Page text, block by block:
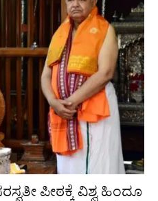
ಪೀಠಕ್ಕೆ ವಿಶ್ವ ಹಿಂದೂ